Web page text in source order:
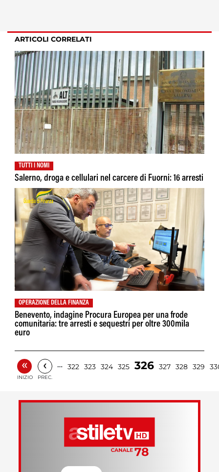
ARTICOLI CORRELATI
TUTTI I NOMI
Salerno, droga e cellulari nel carcere di Fuorni: 16 arresti
OPERAZIONE DELLA FINANZA
Benevento, indagine Procura Europea per una frode
comunitaria: tre arresti e sequestri per oltre 300mila
euro
«
INIZIO
‹
PREC.
… 322 323 324 325 326 327 328 329